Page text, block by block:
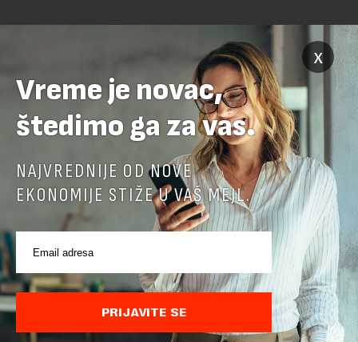
POVEZANI SADRŽAJI
x
Vreme je novac,
štedimo ga za vas.
NAJVREDNIJE OD NOVE
EKONOMIJE STIŽE U VAŠ MEJL.
PRIJAVITE SE